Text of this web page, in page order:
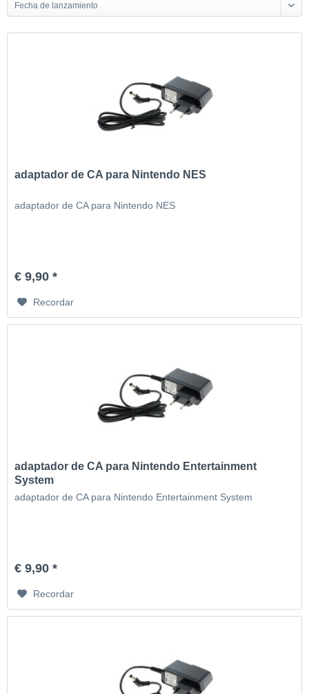
Fecha de lanzamiento
adaptador de CA para Nintendo NES
adaptador de CA para Nintendo NES
€ 9,90 *
Recordar
adaptador de CA para Nintendo Entertainment
System
adaptador de CA para Nintendo Entertainment System
€ 9,90 *
Recordar